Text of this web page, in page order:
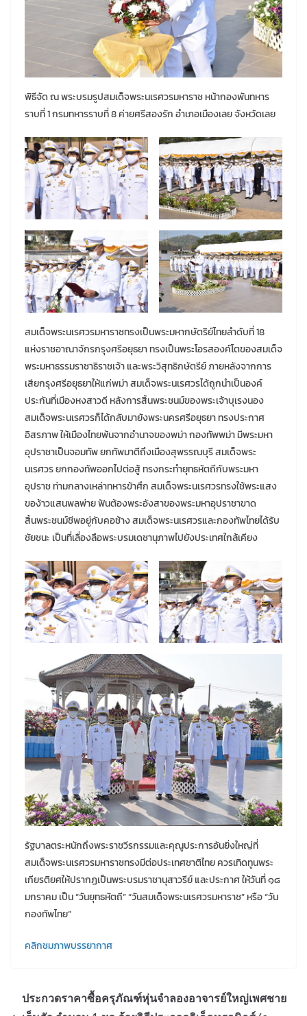
พิธีจัด ณ พระบรมรูปสมเด็จพระนเรศวรมหาราช หน้ากองพันทหาร
ราบที่ 1 กรมทหารราบที่ 8 ค่ายศรีสองรัก อำเภอเมืองเลย จังหวัดเลย
สมเด็จพระนเรศวรมหาราชทรงเป็นพระมหากษัตริย์ไทยลำดับที่ 18
แห่งราชอาณาจักรกรุงศรีอยุธยา ทรงเป็นพระโอรสองค์โตของสมเด็จ
พระมหาธรรมราชาธิราชเจ้า และพระวิสุทธิกษัตรีย์ ภายหลังจากการ
เสียกรุงศรีอยุธยาให้แก่พม่า สมเด็จพระนเรศวรได้ถูกนำเป็นองค์
ประกันที่เมืองหงสาวดี หลังการสิ้นพระชนม์ของพระเจ้าบุเรงนอง
สมเด็จพระนเรศวรก็ได้กลับมายังพระนครศรีอยุธยา ทรงประกาศ
อิสรภาพ ให้เมืองไทยพ้นจากอำนาจของพม่า กองทัพพม่า มีพระมหา
อุปราชาเป็นจอมทัพ ยกทัพมาตีถึงเมืองสุพรรณบุรี สมเด็จพระ
นเรศวร ยกกองทัพออกไปต่อสู้ ทรงกระทำยุทธหัตถีกับพระมหา
อุปราช ท่ามกลางเหล่าทหารข้าศึก สมเด็จพระนเรศวรทรงใช้พระแสง
ของ้าวแสนพลพ่าย ฟันต้องพระอังสาของพระมหาอุปราชาขาด
สิ้นพระชนม์ชีพอยู่กับคอช้าง สมเด็จพระนเรศวรและกองทัพไทยได้รับ
ชัยชนะ เป็นที่เลื่องลือพระบรมเดชานุภาพไปยังประเทศใกล้เคียง
รัฐบาลตระหนักถึงพระราชวีรกรรมและคุณูประการอันยิ่งใหญ่ที่
สมเด็จพระนเรศวรมหาราชทรงมีต่อประเทศชาติไทย ควรเทิดทูนพระ
เกียรติยศให้ปรากฏเป็นพระบรมราชานุสาวรีย์ และประกาศ ให้วันที่ ๑๘
มกราคม เป็น “วันยุทธหัตถี” “วันสมเด็จพระนเรศวรมหาราช” หรือ “วัน
กองทัพไทย”
คลิกชมภาพบรรยากาศ
ประกวดราคาซื้อครุภัณฑ์หุ่นจำลองอาจารย์ใหญ่เพศชาย